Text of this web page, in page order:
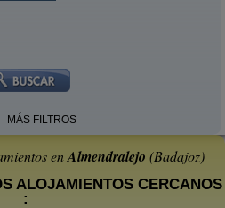
MÁS FILTROS
enAlmendralejo (Badajoz)
ALOJAMIENTOS CERCANOS
: